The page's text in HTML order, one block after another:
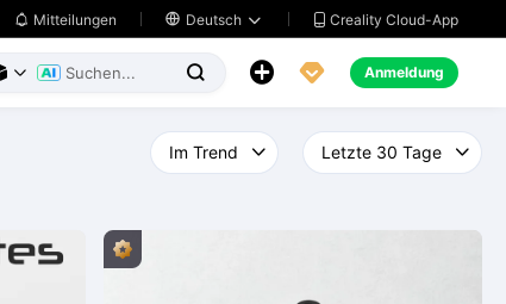
 Mitteilungen  Deutsch   Creality Cloud-App
    Anmeldung